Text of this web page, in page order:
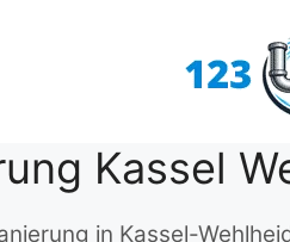
Kassel
in Kassel-